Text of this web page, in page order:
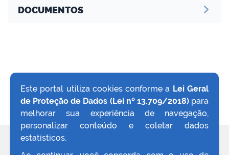
DOCUMENTOS
VOLTAR AO TOPO
Este portal utiliza cookies conforme a Lei Geral
de Proteção de Dados (Lei nº 13.709/2018)para
melhorar sua experiência de navegação,
personalizar conteúdo e coletar dados
estatísticos.